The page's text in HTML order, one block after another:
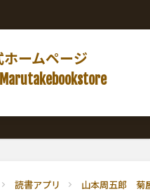
ームページ
読書アプリ 山本周五郎 菊